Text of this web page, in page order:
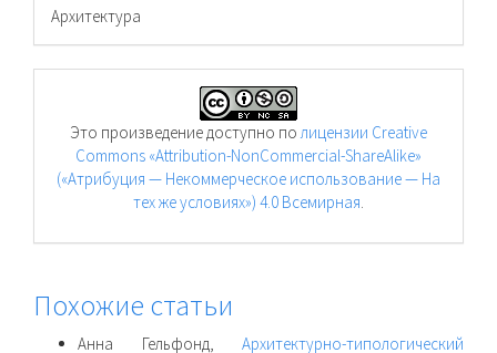
Архитектура
Это произведение доступно полицензии Creative
Commons «Attribution-NonCommercial-ShareAlike»
(«Атрибуция — Некоммерческое использование — На
тех же условиях») 4.0 Всемирная.
Похожие статьи
Анна Гельфонд, Архитектурно-типологический